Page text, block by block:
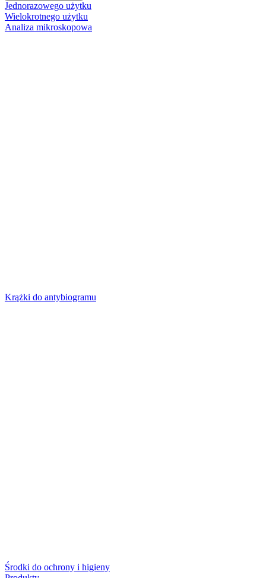
Jednorazowego użytku
Wielokrotnego użytku
Analiza mikroskopowa
Krążki do antybiogramu
Środki do ochrony i higieny